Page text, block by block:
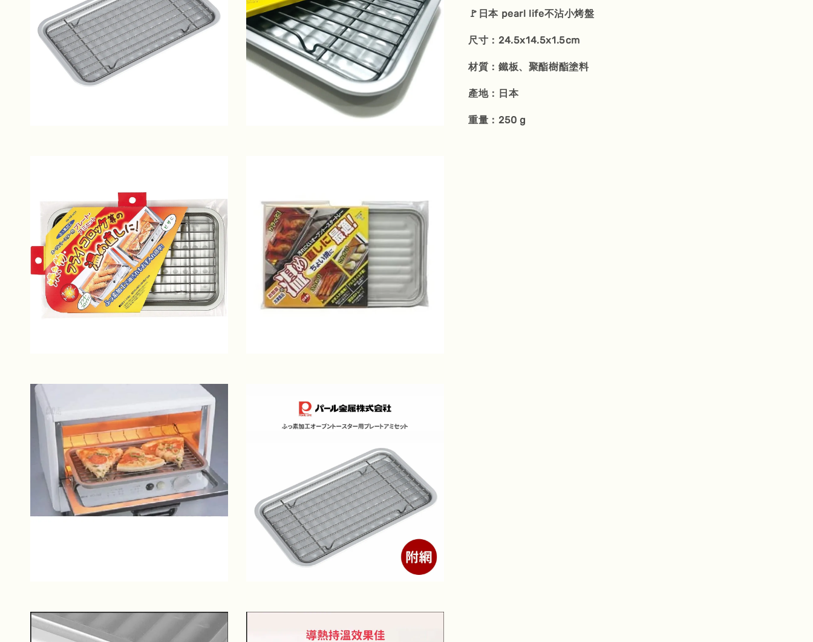
🚩日本 pearl life不沾小烤盤
尺寸：24.5x14.5x1.5cm
材質：鐵板、聚酯樹酯塗料
產地：日本
重量：250 g